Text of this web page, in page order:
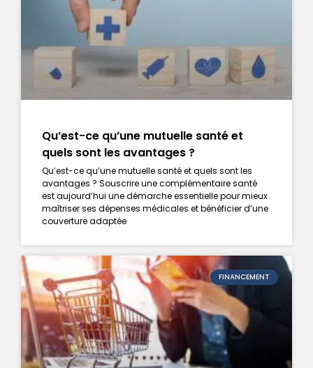
Qu’est-ce qu’une mutuelle santé et
quels sont les avantages ?
Qu’est-ce qu’une mutuelle santé et quels sont les
avantages ? Souscrire une complémentaire santé
est aujourd’hui une démarche essentielle pour mieux
maîtriser ses dépenses médicales et bénéficier d’une
couverture adaptée
FINANCEMENT